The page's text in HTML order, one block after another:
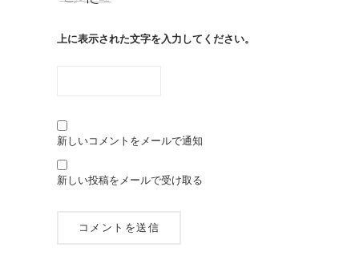
上に表示された文字を入力してください。
新しいコメントをメールで通知
新しい投稿をメールで受け取る